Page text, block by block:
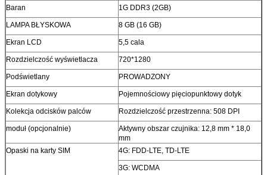
Baran 1G DDR3 (2GB)
LAMPA BŁYSKOWA 8 GB (16 GB)
Ekran LCD 5,5 cala
Rozdzielczość wyświetlacza 720*1280
Podświetlany PROWADZONY
Ekran dotykowy Pojemnościowy pięciopunktowy dotyk
Kolekcja odcisków palców Rozdzielczość przestrzenna: 508 DPI
moduł (opcjonalnie)
Aktywny obszar czujnika: 12,8 mm * 18,0
mm
Opaski na karty SIM
4G: FDD-LTE, TD-LTE
3G: WCDMA